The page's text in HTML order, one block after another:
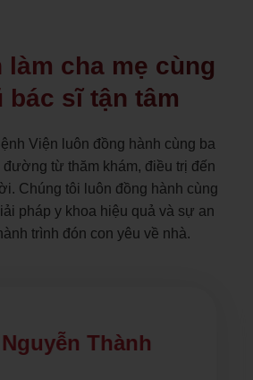
hồi phục
và niềm
hạnh phúc
yêu. Lo
lắng ban
đầu Chị
Nguyễn
Thị Loan
và mở ra
niềm hạnh
phúc được
Những
ngày im
lặng giữa
hai vợ
chồng Anh
làm cha mẹ cùng
bác sĩ tận tâm
Viện luôn đồng hành cùng ba
từ thăm khám, điều trị đến
Chúng tôi luôn đồng hành cùng
pháp y khoa hiệu quả và sự an
trình đón con yêu về nhà.
Thành